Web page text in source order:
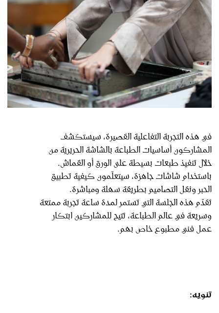
في هذه التجربة التفاعلية القصيرة، سيستكشف
المشاركون أساسيات الطباعة بالشاشة الحريرية من
خلال تنفيذ طبعات بسيطة على الورق أو القماش.
باستخدام شاشات جاهزة، سيتعلّمون كيفية تطبيق
الحبر ونقل التصاميم بطريقة سهلة ومباشرة.
تقدّم هذه الجلسة التي تستمر لمدة ساعة تجربة ممتعة
وسريعة في عالم الطباعة، تتيح للمشاركين ابتكار
عمل فني مطبوع خاص بهم.
تنويه: